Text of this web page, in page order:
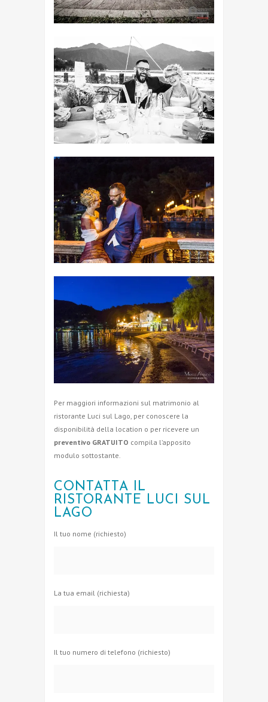
Per maggiori informazioni sul matrimonio al
ristorante Luci sul Lago, per conoscere la
disponibilità della location o per ricevere un
preventivo GRATUITO compila l’apposito
modulo sottostante.
CONTATTA IL
RISTORANTE LUCI SUL
LAGO
Il tuo nome (richiesto)
La tua email (richiesta)
Il tuo numero di telefono (richiesto)